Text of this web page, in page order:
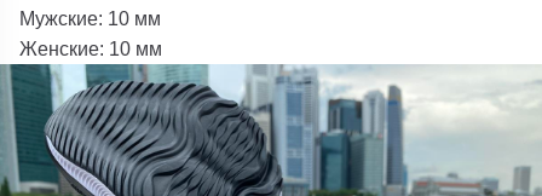
Мужские: 10 мм
Женские: 10 мм